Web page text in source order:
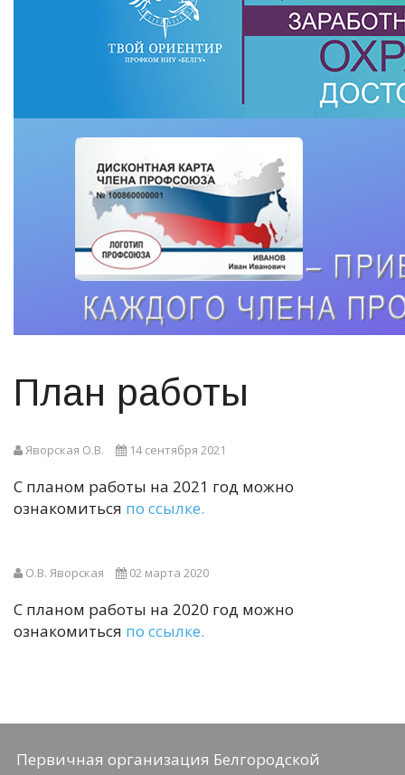
План работы
Яворская О.В. 14 сентября 2021
С планом работы на 2021 год можно
ознакомиться по ссылке.
О.В. Яворская 02 марта 2020
С планом работы на 2020 год можно
ознакомиться по ссылке.
Первичная организация Белгородской